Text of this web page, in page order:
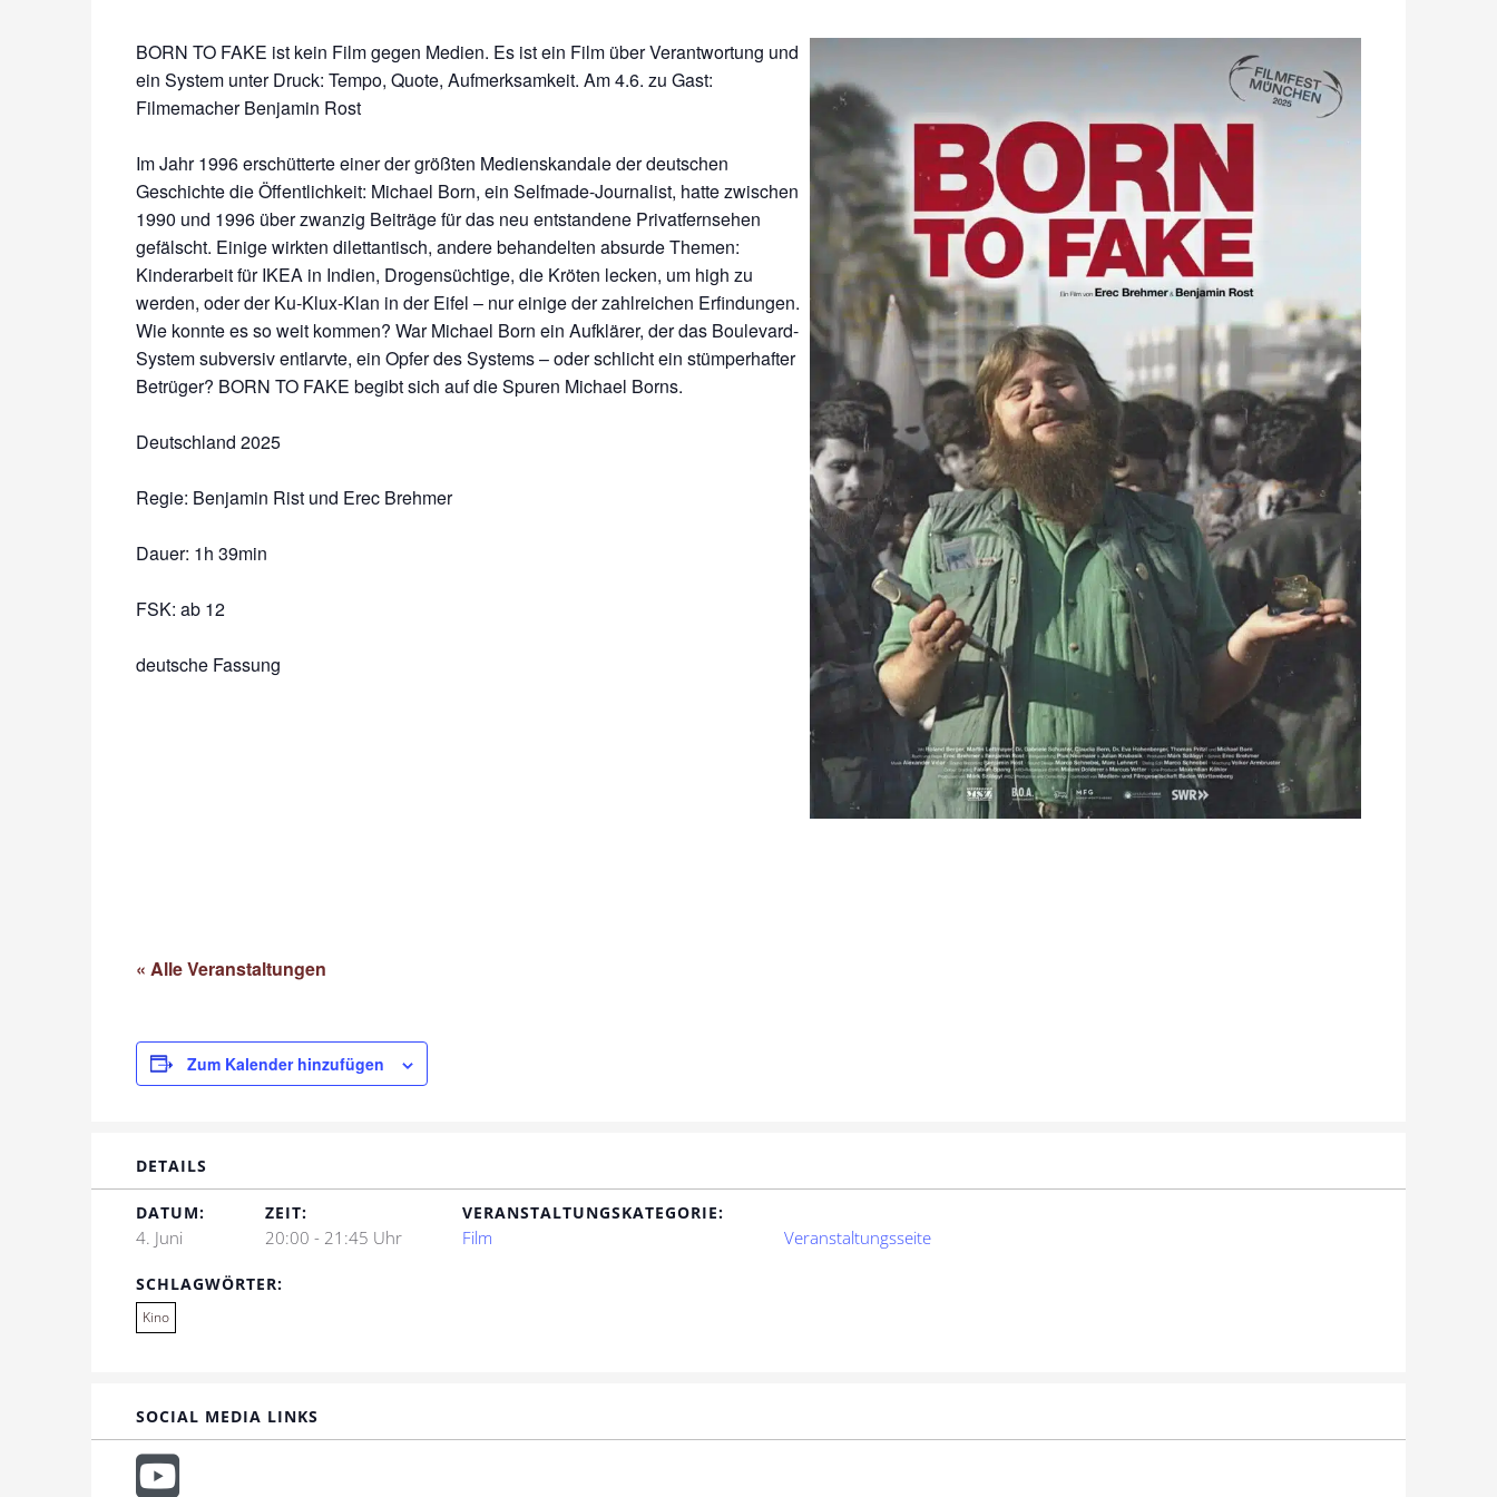
BORN TO FAKE ist kein Film gegen Medien. Es ist ein Film über Verantwortung und
ein System unter Druck: Tempo, Quote, Aufmerksamkeit. Am 4.6. zu Gast:
Filmemacher Benjamin Rost
Im Jahr 1996 erschütterte einer der größten Medienskandale der deutschen
Geschichte die Öffentlichkeit: Michael Born, ein Selfmade-Journalist, hatte zwischen
1990 und 1996 über zwanzig Beiträge für das neu entstandene Privatfernsehen
gefälscht. Einige wirkten dilettantisch, andere behandelten absurde Themen:
Kinderarbeit für IKEA in Indien, Drogensüchtige, die Kröten lecken, um high zu
werden, oder der Ku-Klux-Klan in der Eifel – nur einige der zahlreichen Erfindungen.
Wie konnte es so weit kommen? War Michael Born ein Aufklärer, der das Boulevard-
System subversiv entlarvte, ein Opfer des Systems – oder schlicht ein stümperhafter
Betrüger? BORN TO FAKE begibt sich auf die Spuren Michael Borns.
Deutschland 2025
Regie: Benjamin Rist und Erec Brehmer
Dauer: 1h 39min
FSK: ab 12
deutsche Fassung
« Alle Veranstaltungen
Zum Kalender hinzufügen
DETAILS
DATUM:
4. Juni
ZEIT:
20:00 - 21:45 Uhr
VERANSTALTUNGSKATEGORIE:
Film Veranstaltungsseite
SCHLAGWÖRTER:
Kino
SOCIAL MEDIA LINKS